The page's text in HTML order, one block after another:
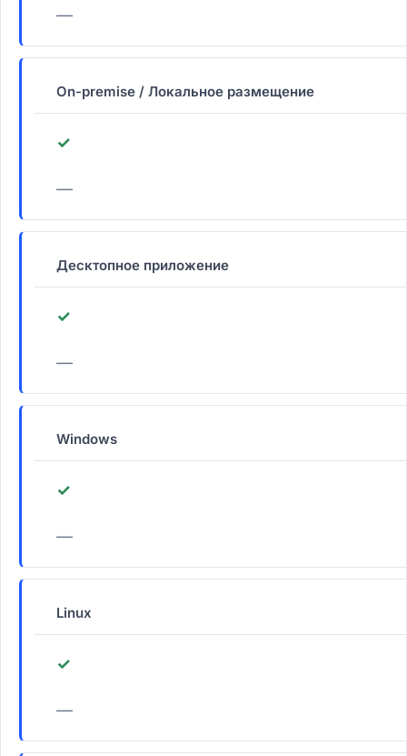
—
On-premise / Локальное размещение
✓
—
Десктопное приложение
✓
—
Windows
✓
—
Linux
✓
—